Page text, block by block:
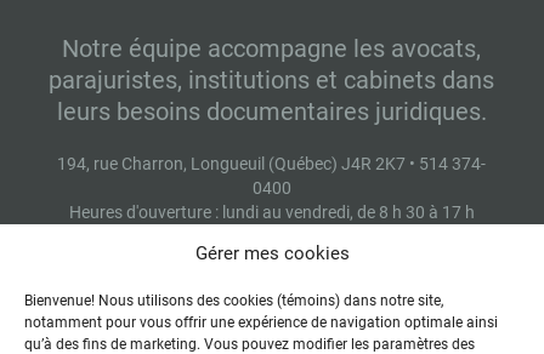
Gérer mes cookies
Bienvenue! Nous utilisons des cookies (témoins) dans notre site,
notamment pour vous offrir une expérience de navigation optimale ainsi
qu’à des fins de marketing. Vous pouvez modifier les paramètres des
Notre équipe accompagne les avocats,
parajuristes, institutions et cabinets dans
leurs besoins documentaires juridiques.
194, rue Charron, Longueuil (Québec) J4R 2K7 • 514 374-
0400
Heures d'ouverture : lundi au vendredi, de 8 h 30 à 17 h
Contactez-nous